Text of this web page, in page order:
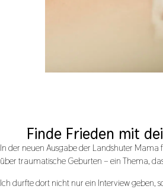
Finde Frieden mit
In der neuen Ausgabe der Landshuter Mama
über traumatische Geburten – ein Thema,
Ich durfte dort nicht nur ein Interview geben,